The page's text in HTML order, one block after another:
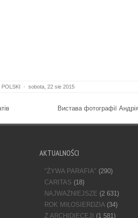
POLSKI · sobota, 22 sie 2015
Вистава фотографії
AKTUALNOŚCI
"ŻYWA PARAFIA" (290)
CARITAS (18)
NAJWAŻNIEJSZE (2 631)
ROK MIŁOSIERDZIA(34)
Z ARCHIDIECEJI
(1 581)